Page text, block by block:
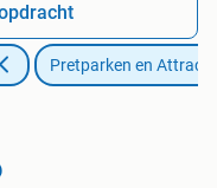
Pretparken en